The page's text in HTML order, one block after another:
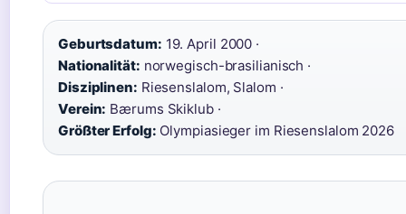
Geburtsdatum: 19. April 2000 ·
Nationalität: norwegisch-brasilianisch ·
Disziplinen: Riesenslalom, Slalom ·
Verein: Bærums Skiklub ·
Größter Erfolg: Olympiasieger im Riesenslalom 2026